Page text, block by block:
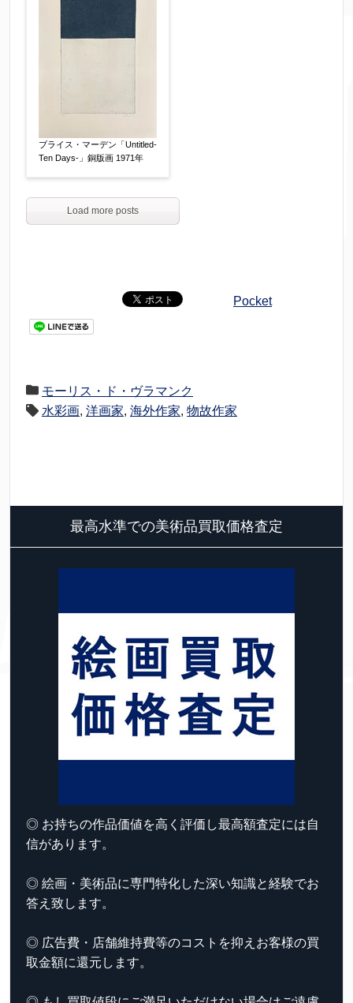
ブライス・マーデン「Untitled-
Ten Days-」銅版画 1971年
Load more posts
Pocket
モーリス・ド・ヴラマンク
水彩画, 洋画家, 海外作家, 物故作家
最高水準での美術品買取価格査定
◎ お持ちの作品価値を高く評価し最高額査定には自
信があります。
◎ 絵画・美術品に専門特化した深い知識と経験でお
答え致します。
◎ 広告費・店舗維持費等のコストを抑えお客様の買
取金額に還元します。